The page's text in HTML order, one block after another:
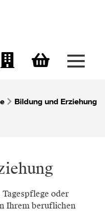
Menü
Bildung und Erziehung
oder
Ihrem beruflichen